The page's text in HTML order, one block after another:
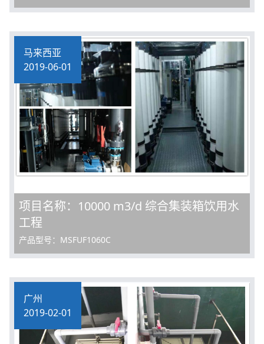
马来西亚
2019-06-01
项目名称：10000 m3/d 综合集装箱饮用水
工程
产品型号：MSFUF1060C
广州
2019-02-01